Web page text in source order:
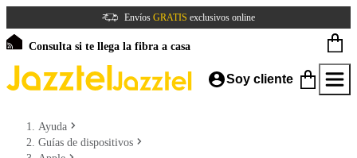
Envíos GRATIS exclusivos online
Consulta si te llega la fibra a casa
Soy cliente
Ayuda
Guías de dispositivos